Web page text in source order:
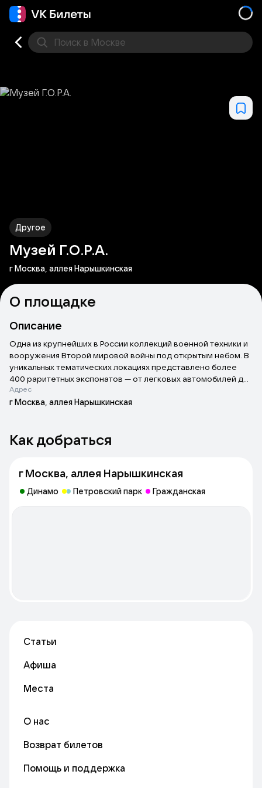
Поиск в Москве
Другое
Музей Г.О.Р.А.
г Москва, аллея Нарышкинская
О площадке
Описание
Одна из крупнейших в России коллекций военной техники и
вооружения Второй мировой войны под открытым небом. В
уникальных тематических локациях представлено более
400 раритетных экспонатов — от легковых автомобилей до
тяжелых танков и истребителей. Посетителей ждут
интерактивные экспозиции, ожившие батальные сцены,
Адрес
г Москва, аллея Нарышкинская
Как добраться
г Москва, аллея Нарышкинская
Динамо Петровский парк Гражданская
Статьи
Афиша
Места
О нас
Возврат билетов
Помощь и поддержка